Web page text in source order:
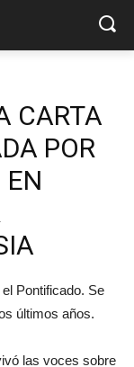
CARTA
POR
EN
Pontificado. Se
últimos años.
las voces sobre